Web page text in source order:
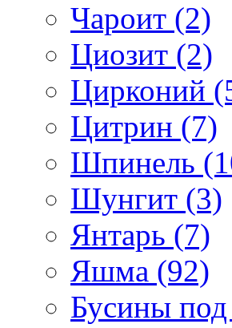
Чароит (2)
Циозит (2)
Цирконий
Цитрин (7)
Шпинель
Шунгит (3)
Янтарь (7)
Яшма (92)
Бусины